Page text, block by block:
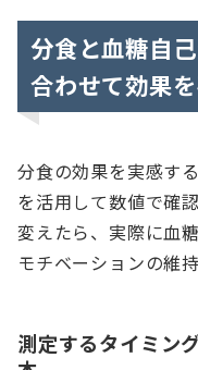
分食と血糖自
合わせて効果
分食の効果を実感す
を活用して数値で確
変えたら、実際に血
モチベーションの維
測定するタイミン